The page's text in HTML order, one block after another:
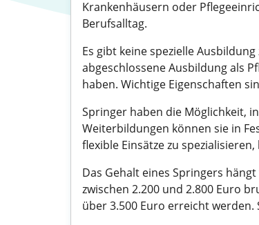
Krankenhäusern oder
Berufsalltag.
Es gibt keine spezielle
abgeschlossene Ausbildung als
haben. Wichtige Eigenschaften
Springer haben die Möglichkeit,
Weiterbildungen können sie in
flexible Einsätze zu
Das Gehalt eines Springers
zwischen 2.200 und 2.800 Euro
über 3.500 Euro erreicht